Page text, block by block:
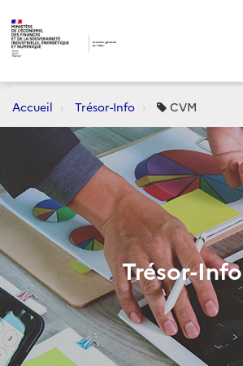
Accueil Trésor-Info CVM
Trésor-Info